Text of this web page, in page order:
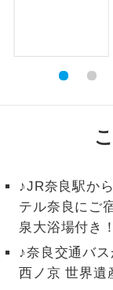
♪JR奈良駅か
テル奈良にご
泉大浴場付き！
♪奈良交通バ
西ノ京 世界遺
トラベルイヤ
ホン
1名様催行